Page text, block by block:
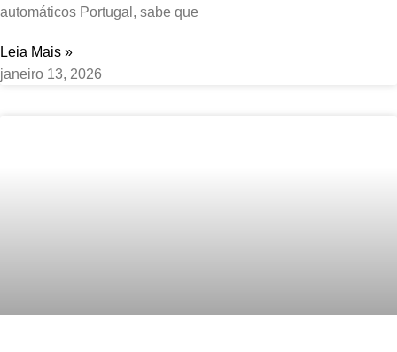
automáticos Portugal, sabe que
Leia Mais »
janeiro 13, 2026